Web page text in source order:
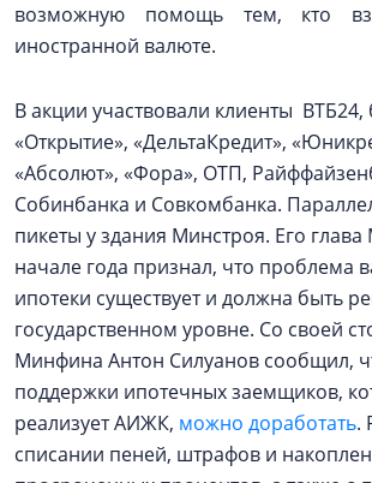
возможную помощь тем, кто
иностранной валюте.
В акции участвовали клиенты ВТБ24,
«Открытие», «ДельтаКредит»,
«Абсолют», «Фора», ОТП,
Собинбанка и Совкомбанка.
пикеты у здания Минстроя. Его
начале года признал, что проблема
ипотеки существует и должна быть
государственном уровне. Со своей
Минфина Антон Силуанов сообщил,
поддержки ипотечных заемщиков,
реализует АИЖК, можно доработать.
списании пеней, штрафов и